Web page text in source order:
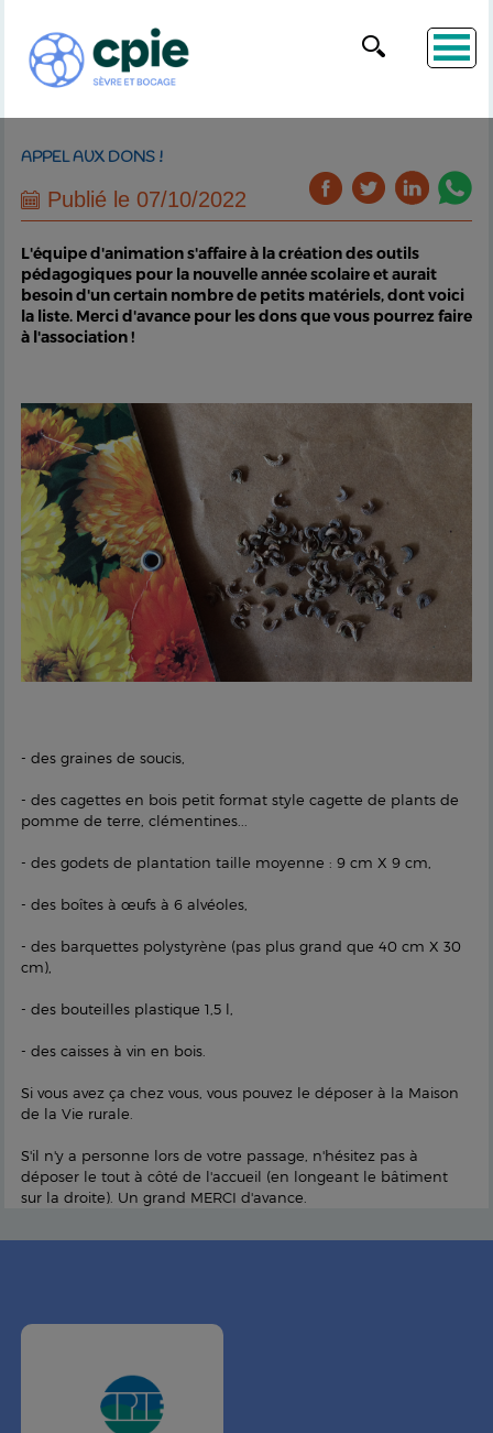
APPEL AUX DONS !
Publié le 07/10/2022
L'équipe d'animation s'affaire à la création des outils
pédagogiques pour la nouvelle année scolaire et aurait
besoin d'un certain nombre de petits matériels, dont voici
la liste. Merci d'avance pour les dons que vous pourrez faire
à l'association !
- des graines de soucis,
- des cagettes en bois petit format style cagette de plants de
pomme de terre, clémentines...
- des godets de plantation taille moyenne : 9 cm X 9 cm,
- des boîtes à œufs à 6 alvéoles,
- des barquettes polystyrène (pas plus grand que 40 cm X 30
cm),
- des bouteilles plastique 1,5 l,
- des caisses à vin en bois.
Si vous avez ça chez vous, vous pouvez le déposer à la Maison
de la Vie rurale.
S'il n'y a personne lors de votre passage, n'hésitez pas à
déposer le tout à côté de l'accueil (en longeant le bâtiment
sur la droite). Un grand MERCI d'avance.